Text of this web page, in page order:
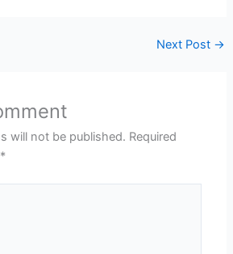
Next Post →
will not be published. Required
*